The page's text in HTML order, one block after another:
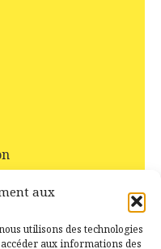
aux
utilisons des technologies
aux informations des
Campénéac